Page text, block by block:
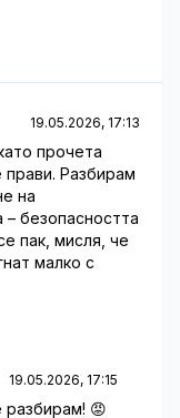
19.05.2026, 17:13
прочета
прави. Разбирам
на
– безопасността
пак, мисля, че
малко с
19.05.2026, 17:15
😡